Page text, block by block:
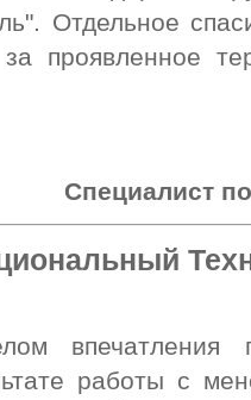
Отдельное
проявленное
Специалист
впечатления
работы с